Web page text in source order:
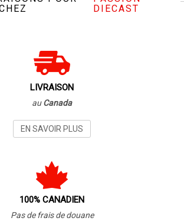
DIECAST
LIVRAISON
auCanada
EN SAVOIR PLUS
100% CANADIEN
Pas de frais de douane